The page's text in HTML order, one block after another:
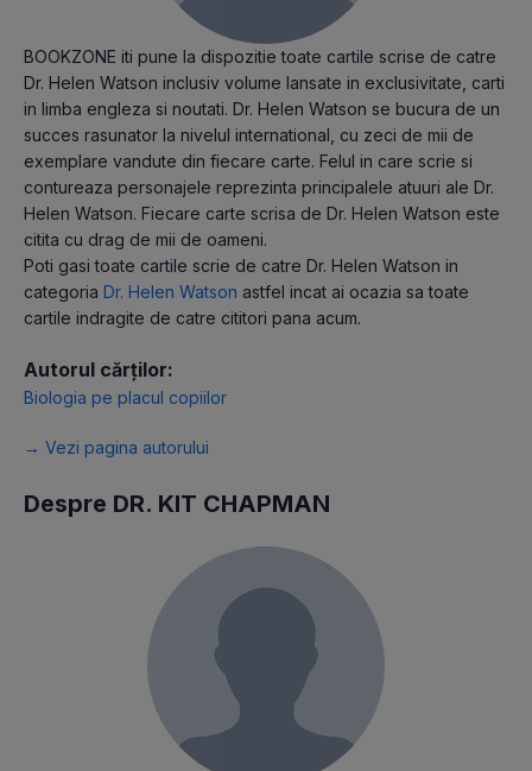
BOOKZONE iti pune la dispozitie toate cartile scrise de catre
Dr. Helen Watson inclusiv volume lansate in exclusivitate, carti
in limba engleza si noutati. Dr. Helen Watson se bucura de un
succes rasunator la nivelul international, cu zeci de mii de
exemplare vandute din fiecare carte. Felul in care scrie si
contureaza personajele reprezinta principalele atuuri ale Dr.
Helen Watson. Fiecare carte scrisa de Dr. Helen Watson este
citita cu drag de mii de oameni.
Poti gasi toate cartile scrie de catre Dr. Helen Watson in
categoria Dr. Helen Watson astfel incat ai ocazia sa toate
cartile indragite de catre cititori pana acum.
Autorul cărților:
Biologia pe placul copiilor
→ Vezi pagina autorului
Despre DR. KIT CHAPMAN